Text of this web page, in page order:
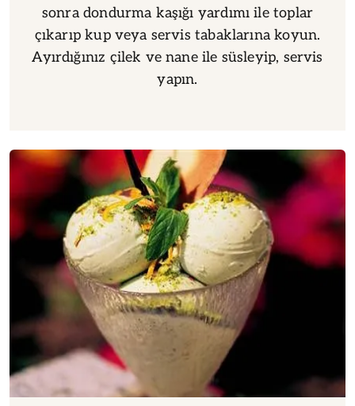
sonra dondurma kaşığı yardımı ile toplar
çıkarıp kup veya servis tabaklarına koyun.
Ayırdığınız çilek ve nane ile süsleyip, servis
yapın.